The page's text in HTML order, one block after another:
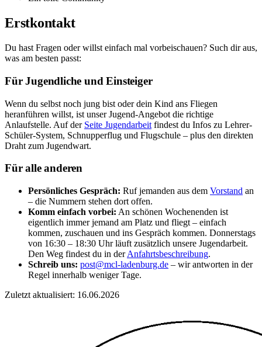
Erstkontakt
Du hast Fragen oder willst einfach mal vorbeischauen? Such dir aus,
was am besten passt:
Für Jugendliche und Einsteiger
Wenn du selbst noch jung bist oder dein Kind ans Fliegen
heranführen willst, ist unser Jugend-Angebot die richtige
Anlaufstelle. Auf der Seite Jugendarbeit findest du Infos zu Lehrer-
Schüler-System, Schnupperflug und Flugschule – plus den direkten
Draht zum Jugendwart.
Für alle anderen
Persönliches Gespräch: Ruf jemanden aus dem Vorstand an
– die Nummern stehen dort offen.
Komm einfach vorbei: An schönen Wochenenden ist
eigentlich immer jemand am Platz und fliegt – einfach
kommen, zuschauen und ins Gespräch kommen. Donnerstags
von 16:30 – 18:30 Uhr läuft zusätzlich unsere Jugendarbeit.
Den Weg findest du in derAnfahrtsbeschreibung.
Schreib uns: post@mcl-ladenburg.de – wir antworten in der
Regel innerhalb weniger Tage.
Zuletzt aktualisiert: 16.06.2026